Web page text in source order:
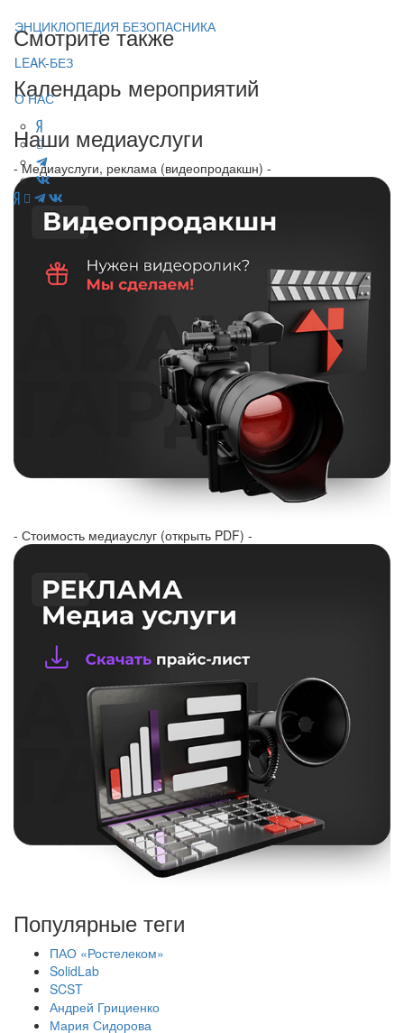
ЭНЦИКЛОПЕДИЯ БЕЗОПАСНИКА
LEAK-БЕЗ
О НАС
Смотрите также
Календарь мероприятий
Наши медиауслуги
- Медиауслуги, реклама (видеопродакшн) -
- Стоимость медиауслуг (открыть PDF) -
Популярные теги
ПАО «Ростелеком»
SolidLab
SCST
Андрей Грициенко
Мария Сидорова